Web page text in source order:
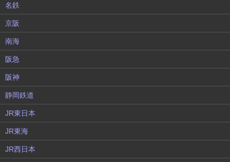
名鉄
京阪
南海
阪急
阪神
静岡鉄道
JR東日本
JR東海
JR西日本